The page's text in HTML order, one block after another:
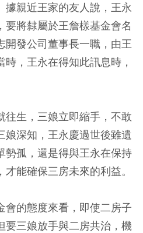
據親近王家的友人說，王永
要將隸屬於王詹樣基金會名
開發公司董事長一職，由王
，王永在得知此訊息時，
往生，三娘立即縮手，不敢
娘深知，王永慶過世後雖遺
勢孤，還是得與王永在保持
能確保三房未來的利益。
會的態度來看，即使二房子
要三娘放手與二房共治，機